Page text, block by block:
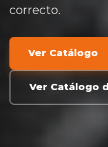
correcto.
Ver Catálogo
Ver Catálogo